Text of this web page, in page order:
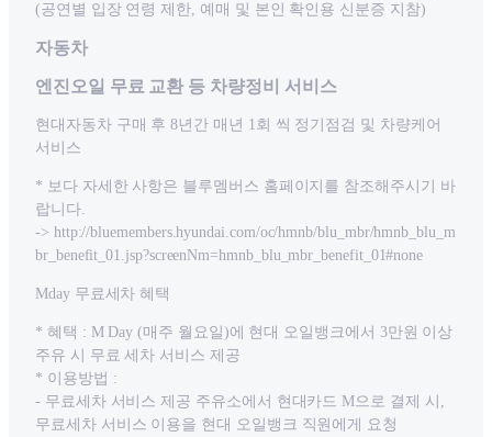
(공연별 입장 연령 제한, 예매 및 본인 확인용 신분증 지참)
자동차
엔진오일 무료 교환 등 차량정비 서비스
현대자동차 구매 후 8년간 매년 1회 씩 정기점검 및 차량케어
서비스
* 보다 자세한 사항은 블루멤버스 홈페이지를 참조해주시기 바
랍니다.
-> http://bluemembers.hyundai.com/oc/hmnb/blu_mbr/hmnb_blu_m
br_benefit_01.jsp?screenNm=hmnb_blu_mbr_benefit_01#none
Mday 무료세차 혜택
* 혜택 : M Day (매주 월요일)에 현대 오일뱅크에서 3만원 이상
주유 시 무료 세차 서비스 제공
* 이용방법 :
- 무료세차 서비스 제공 주유소에서 현대카드 M으로 결제 시,
무료세차 서비스 이용을 현대 오일뱅크 직원에게 요청